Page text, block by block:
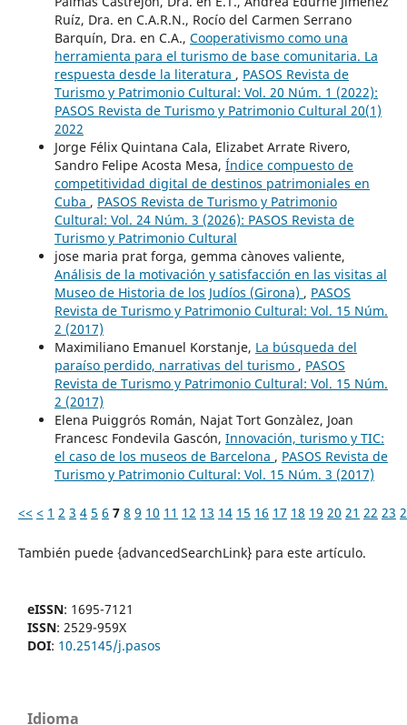
Ruíz, Dra. en C.A.R.N., Rocío del Carmen Serrano
Barquín, Dra. en C.A., Cooperativismo como una
herramienta para el turismo de base comunitaria. La
respuesta desde la literatura , PASOS Revista de
Turismo y Patrimonio Cultural: Vol. 20 Núm. 1 (2022):
PASOS Revista de Turismo y Patrimonio Cultural 20(1)
2022
Jorge Félix Quintana Cala, Elizabet Arrate Rivero,
Sandro Felipe Acosta Mesa, Índice compuesto de
competitividad digital de destinos patrimoniales en
Cuba , PASOS Revista de Turismo y Patrimonio
Cultural: Vol. 24 Núm. 3 (2026): PASOS Revista de
Turismo y Patrimonio Cultural
jose maria prat forga, gemma cànoves valiente,
Análisis de la motivación y satisfacción en las visitas al
Museo de Historia de los Judíos (Girona) , PASOS
Revista de Turismo y Patrimonio Cultural: Vol. 15 Núm.
2 (2017)
Maximiliano Emanuel Korstanje, La búsqueda del
paraíso perdido, narrativas del turismo , PASOS
Revista de Turismo y Patrimonio Cultural: Vol. 15 Núm.
2 (2017)
Elena Puiggrós Román, Najat Tort Gonzàlez, Joan
Francesc Fondevila Gascón, Innovación, turismo y TIC:
el caso de los museos de Barcelona , PASOS Revista de
Turismo y Patrimonio Cultural: Vol. 15 Núm. 3 (2017)
<< < 1 2 3 4 5 6 7 8 9 10 11 12 13 14 15 16 17 18 19 20 21 22 23
También puede {advancedSearchLink} para este artículo.
eISSN: 1695-7121
ISSN: 2529-959X
DOI: 10.25145/j.pasos
Idioma